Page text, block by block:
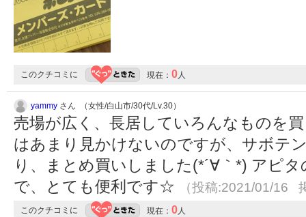
このクチコミに 現在： 0人
yammy さん （女性/白山市/30代/Lv.30）
売場が広く、長居していろんなものを
はあまり見かけないのですが、サボテ
り、まとめ買いしました(*´∀｀*) アピ
で、とても便利です☆
（投稿:2021/01/16
このクチコミに 現在： 0人